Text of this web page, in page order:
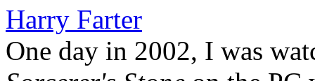
Harry Farter
One day in 2002, I was